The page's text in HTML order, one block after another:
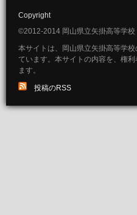
Copyright
©2012-2014 岡山県立矢掛高等学校
本サイトは、岡山県立矢掛高等学
ています。本サイトの内容を、権
ます。
投稿のRSS